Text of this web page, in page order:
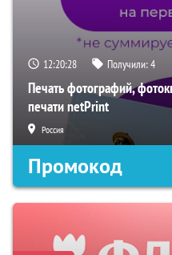
12:20:27 Получили:4
Печать фотографий,
печати netPrint
Россия
Промокод